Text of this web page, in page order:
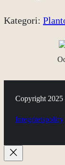
Kategori:
Copyright 2025
Integritetspolicy